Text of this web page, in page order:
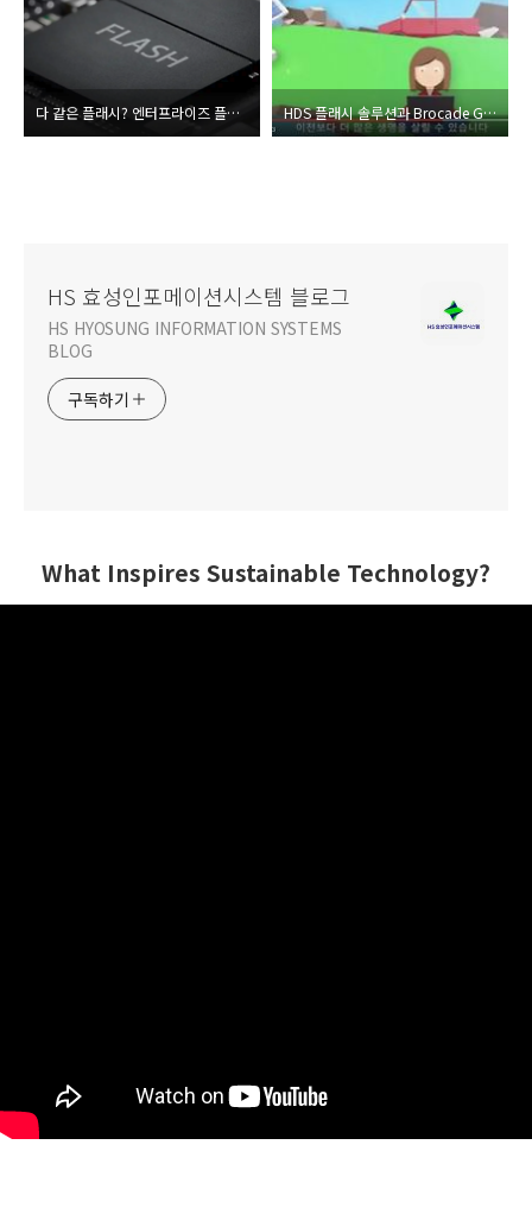
다 같은 플래시? 엔터프라이즈 플래시 스토리지의 조건 HDS 플래시 솔루션과 Brocade Gen6 FC로 열어가는 Digital Transformation
HS 효성인포메이션시스템 블로그
HS HYOSUNG INFORMATION SYSTEMS
BLOG
구독하기
What Inspires Sustainable Technology?